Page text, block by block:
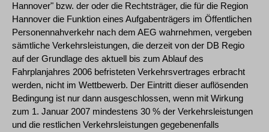
Hannover" bzw. der oder die Rechtsträger, die für die Region
Hannover die Funktion eines Aufgabenträgers im Öffentlichen
Personennahverkehr nach dem AEG wahrnehmen, vergeben
sämtliche Verkehrsleistungen, die derzeit von der DB Regio
auf der Grundlage des aktuell bis zum Ablauf des
Fahrplanjahres 2006 befristeten Verkehrsvertrages erbracht
werden, nicht im Wettbewerb. Der Eintritt dieser auflösenden
Bedingung ist nur dann ausgeschlossen, wenn mit Wirkung
zum 1. Januar 2007 mindestens 30 % der Verkehrsleistungen
und die restlichen Verkehrsleistungen gegebenenfalls